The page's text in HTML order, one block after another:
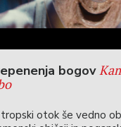
bogov
otok še vedno